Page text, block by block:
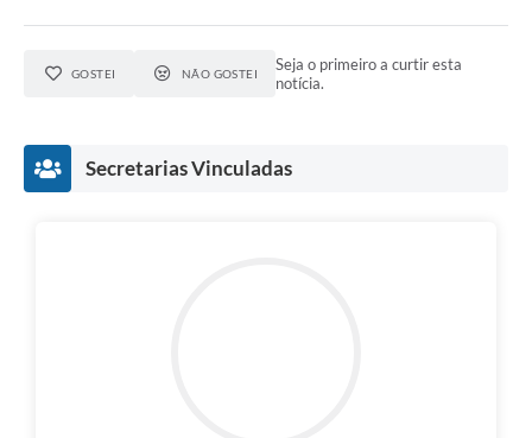
GOSTEI NÃO GOSTEI
Seja o primeiro a curtir esta
notícia.
Secretarias Vinculadas